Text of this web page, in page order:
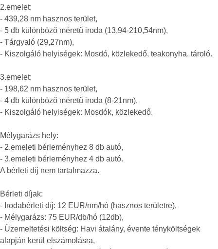
2.emelet:
- 439,28 nm hasznos terület,
- 5 db különböző méretű iroda (13,94-210,54nm),
- Tárgyaló (29,27nm),
- Kiszolgáló helyiségek: Mosdó, közlekedő, teakonyha, tároló.
3.emelet:
- 198,62 nm hasznos terület,
- 4 db különböző méretű iroda (8-21nm),
- Kiszolgáló helyiségek: Mosdók, közlekedő.
Mélygarázs hely:
- 2.emeleti bérleményhez 8 db autó,
- 3.emeleti bérleményhez 4 db autó.
A bérleti díj nem tartalmazza.
Bérleti díjak:
- Irodabérleti díj: 12 EUR/nm/hó (hasznos területre),
- Mélygarázs: 75 EUR/db/hó (12db),
- Üzemeltetési költség: Havi átalány, évente tényköltségek
alapján kerül elszámolásra,